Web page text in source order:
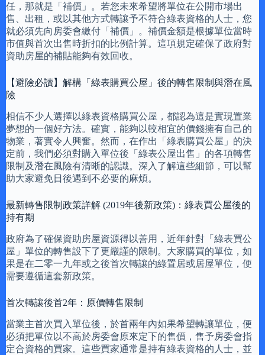
任，那就是「補價」。若您未來希望將單位在公開市場出
售、出租，或以其他方式轉讓予不符合綠表資格的人士，您
就必須先向房委會繳付「補價」。補價金額是根據單位當時
市值與首次出售時折扣的比例計算。這項規定確保了政府對
資助房屋的補貼能夠有效回收。
【避險必讀】解構「綠表購買公屋」後的轉售限制與潛在風
險
相信不少人選擇以綠表資格購買公屋，都認為這是實現置業
夢想的一個好方法。確實，能夠以較相宜的價錢擁有自己的
物業，著實令人興奮。然而，在作出「綠表購買公屋」的決
定前，我們必須對購入單位後「綠表公屋出售」的各項轉售
限制及潛在風險有清晰的認識。深入了解這些細節，可以幫
助大家避免日後遇到不必要的麻煩。
最新轉售限制政策詳解 (2019年後新政策)：綠表買公屋後的
持有期
政府為了確保資助房屋資源得以善用，近年針對「綠表買公
屋」單位的轉售設下了更嚴謹的限制。大家購買的單位，如
果是在二零一九年或之後首次轉讓的綠置居或居屋單位，便
需要遵循這套新政策。
首次轉讓後首2年：原價轉售限制
當業主首次買入單位後，於首兩年內如果希望轉讓單位，便
必須把單位以不高於房委會原來定下的售價，售予房委會指
定合資格的買家。這些買家通常是持有綠表資格的人士，並